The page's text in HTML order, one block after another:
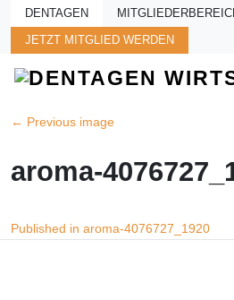
Skip to main content
DENTAGEN
JETZT MITGLIED WERDEN
← Previous image
aroma-
Beitragsnavigation
Published in aroma-4076727_1920